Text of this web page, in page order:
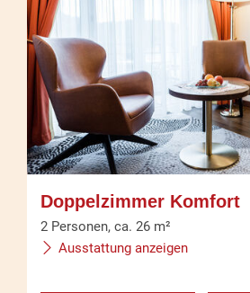
Doppelzimmer Komfort
2 Personen, ca. 26 m²
Ausstattung anzeigen